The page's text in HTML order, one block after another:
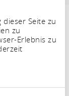
Seite zu
zu
Erlebnis zu
Sie den